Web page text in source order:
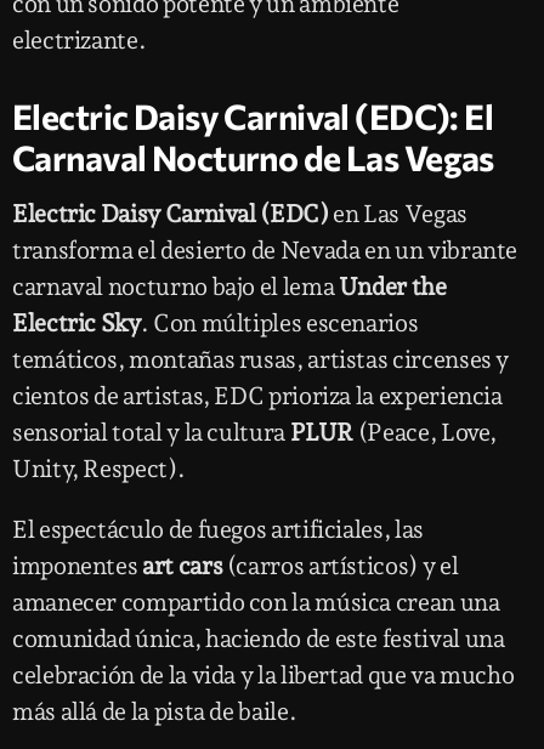
electrizante.
Electric Daisy Carnival (EDC): El
Carnaval Nocturno de Las Vegas
Electric Daisy Carnival (EDC) en Las Vegas
transforma el desierto de Nevada en un vibrante
carnaval nocturno bajo el lemaUnder the
Electric Sky. Con múltiples escenarios
temáticos, montañas rusas, artistas circenses y
cientos de artistas, EDC prioriza la experiencia
sensorial total y la cultura PLUR (Peace, Love,
Unity, Respect).
El espectáculo de fuegos artificiales, las
imponentes art cars(carros artísticos) y el
amanecer compartido con la música crean una
comunidad única, haciendo de este festival una
celebración de la vida y la libertad que va mucho
más allá de la pista de baile.